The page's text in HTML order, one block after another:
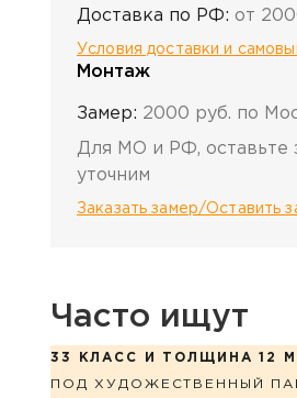
Доставка по РФ: от
Условия доставки и
Монтаж
Замер: 2000 руб. по
Для МО и РФ, оставьте
уточним
Заказать замер/Оставить
Часто ищут
33 КЛАСС И ТОЛЩИНА 12
ПОД ХУДОЖЕСТВЕННЫЙ